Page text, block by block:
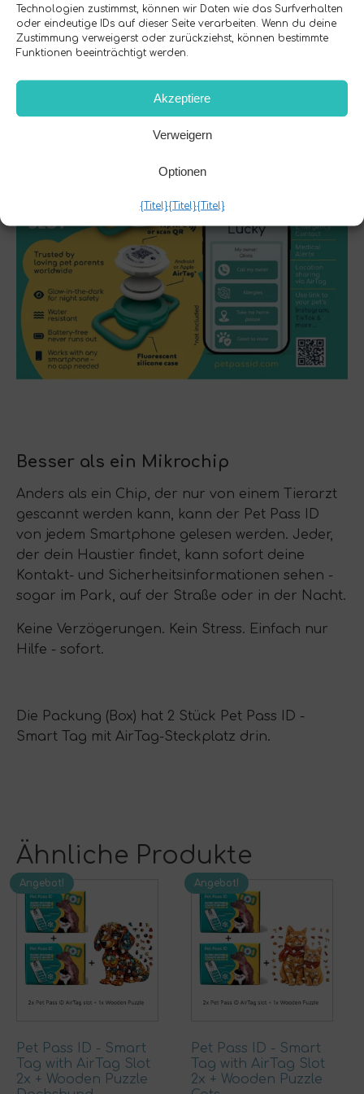
Technologien zustimmst, können wir Daten wie das Surfverhalten
oder eindeutige IDs auf dieser Seite verarbeiten. Wenn du deine
Zustimmung verweigerst oder zurückziehst, können bestimmte
Funktionen beeinträchtigt werden.
Akzeptiere
Verweigern
Optionen
{Titel}{Titel}{Titel}
*AirTag nicht enthalten. Der Tag
funktioniert auch ohne ihn.
Bitte lies dieHäufig gestellte Fragen
GarantieAbschnitt vor der Benutzung.
Besser als ein Mikrochip
Anders als ein Chip, der nur von einem Tierarzt
gescannt werden kann, kann der Pet Pass ID
von jedem Smartphone gelesen werden. Jeder,
der dein Haustier findet, kann sofort deine
Kontakt- und Sicherheitsinformationen sehen -
sogar im Park, auf der Straße oder in der Nacht.
Keine Verzögerungen. Kein Stress. Einfach nur
Hilfe - sofort.
Die Packung (Box) hat 2 Stück Pet Pass ID -
Smart Tag mit AirTag-Steckplatz drin.
Ähnliche Produkte
Angebot!
Pet Pass ID - Smart
Tag with AirTag Slot
2x + Wooden Puzzle
Angebot!
Pet Pass ID - Smart
Tag with AirTag Slot
2x + Wooden Puzzle